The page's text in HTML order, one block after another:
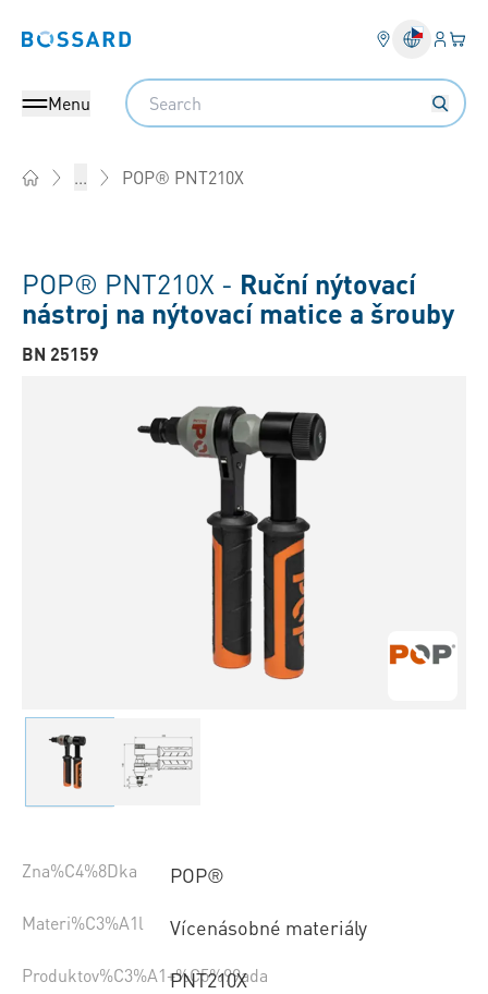
Bossard homepage Váš
Menu
Search
... POP® PNT210X
POP® PNT210X - Ruční nýtovací
nástroj na nýtovací matice a šrouby
BN 25159
Zna%C4%8Dka POP®
Materi%C3%A1l Vícenásobné materiály
Produktov%C3%A1+%C5%99ada
PNT210X